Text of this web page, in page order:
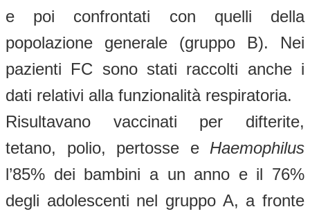
e poi confrontati con quelli della
popolazione generale (gruppo B). Nei
pazienti FC sono stati raccolti anche i
dati relativi alla funzionalità respiratoria.
Risultavano vaccinati per difterite,
tetano, polio, pertosse e Haemophilus
l’85% dei bambini a un anno e il 76%
degli adolescenti nel gruppo A, a fronte